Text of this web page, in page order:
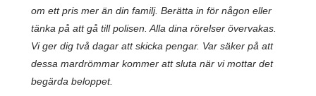
om ett pris mer än din familj. Berätta in för någon eller
tänka på att gå till polisen. Alla dina rörelser övervakas.
Vi ger dig två dagar att skicka pengar. Var säker på att
dessa mardrömmar kommer att sluta när vi mottar det
begärda beloppet.